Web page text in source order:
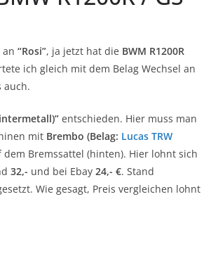
an “Rosi”, ja jetzt hat die BWM R1200R
ich gleich mit dem Belag Wechsel an
auch.
entschieden. Hier muss man
mit Brembo (Belag: Lucas TRW
Bremssattel (hinten). Hier lohnt sich
32,- und bei Ebay 24,- €. Stand
Wie gesagt, Preis vergleichen lohnt